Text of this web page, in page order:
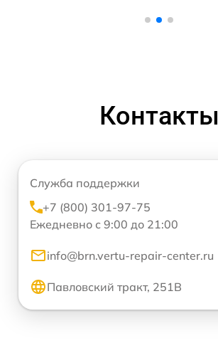
Контакты
Служба поддержки
+7 (800) 301-97-75
Ежедневно с 9:00 до 21:00
info@brn.vertu-repair-center.ru
Павловский тракт, 251В